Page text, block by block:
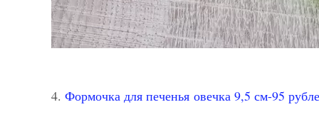
4. Формочка для печенья овечка 9,5 см-95